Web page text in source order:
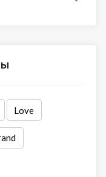
Love